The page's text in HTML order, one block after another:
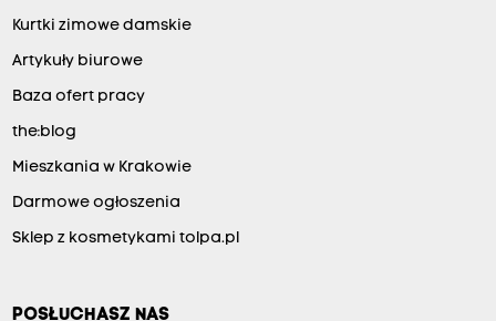
Kurtki zimowe damskie
Artykuły biurowe
Baza ofert pracy
the:blog
Mieszkania w Krakowie
Darmowe ogłoszenia
Sklep z kosmetykami tolpa.pl
POSŁUCHASZ NAS